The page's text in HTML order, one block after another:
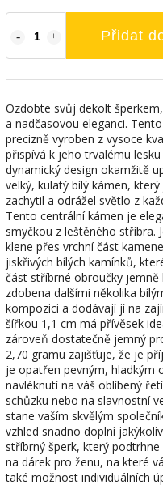
Přidat
Ozdobte svůj dekolt
a nadčasovou eleganci.
precizně vyroben z vysoce
přispívá k jeho trvalému
dynamický design okamžitě
velký, kulatý bílý kámen,
zachytil a odrážel světlo z
Tento centrální kámen je
smyčkou z leštěného stříbra.
klene přes vrchní část
jiskřivých bílých kamínků,
část stříbrné obroučky
zdobena dalšími několika
kompozici a dodávají jí na
šířkou 1,1 cm má přívěsek
zároveň dostatečně jemný
2,70 gramu zajišťuje, že je
je opatřen pevným, hladkým
navléknutí na váš oblíbený
schůzku nebo na slavnostní
stane vaším skvělým
vzhled snadno doplní
stříbrný šperk, který
na dárek pro ženu, na které
také možnost individuálních